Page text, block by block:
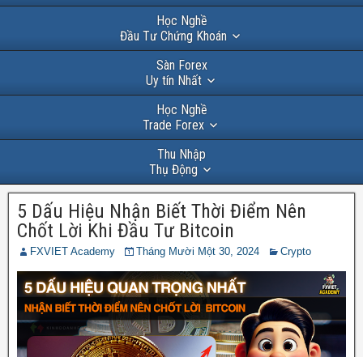
Học Nghề
Đầu Tư Chứng Khoán
Sàn Forex
Uy tín Nhất
Học Nghề
Trade Forex
Thu Nhập
Thụ Động
5 Dấu Hiệu Nhận Biết Thời Điểm Nên
Chốt Lời Khi Đầu Tư Bitcoin
FXVIET Academy Tháng Mười Một 30, 2024 Crypto